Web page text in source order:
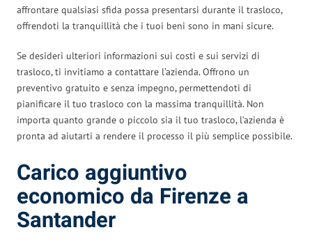
affrontare qualsiasi sfida possa presentarsi durante il trasloco,
offrendoti la tranquillità che i tuoi beni sono in mani sicure.
Se desideri ulteriori informazioni sui costi e sui servizi di
trasloco, ti invitiamo a contattare l’azienda. Offrono un
preventivo gratuito e senza impegno, permettendoti di
pianificare il tuo trasloco con la massima tranquillità. Non
importa quanto grande o piccolo sia il tuo trasloco, l’azienda è
pronta ad aiutarti a rendere il processo il più semplice possibile.
Carico aggiuntivo
economico da Firenze a
Santander